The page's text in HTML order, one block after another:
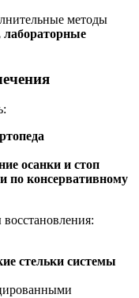
методы
осанки и стоп
по консервативному
стельки системы